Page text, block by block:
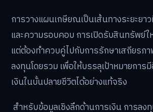
การวางแผนเกษียณเป็นเส้นทางระยะยา
และความรอบคอบ การเปิดรับสินทรัพย์ใ
แต่ต้องทำควบคู่ไปกับการรักษาเสถียรภ
ลงทุนโดยรวม เพื่อให้บรรลุเป้าหมายการ
เงินในบั้นปลายชีวิตได้อย่างแท้จริง
สำหรับข้อมูลเชิงลึกด้านการเงิน การลง